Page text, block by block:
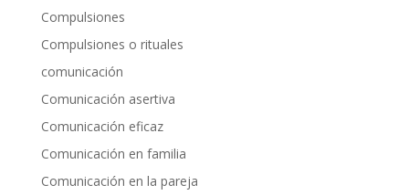
Compulsiones
Compulsiones o rituales
comunicación
Comunicación asertiva
Comunicación eficaz
Comunicación en familia
Comunicación en la pareja